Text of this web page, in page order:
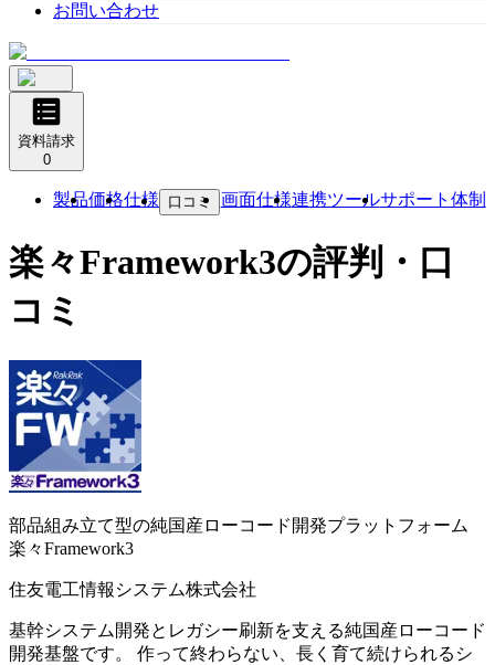
お問い合わせ
資料請求
0
製品価格仕様 口コミ 画面仕様連携ツールサポート体制
楽々Framework3の評判・口
コミ
部品組み立て型の純国産ローコード開発プラットフォーム
楽々Framework3
住友電工情報システム株式会社
基幹システム開発とレガシー刷新を支える純国産ローコード
開発基盤です。 作って終わらない、長く育て続けられるシ